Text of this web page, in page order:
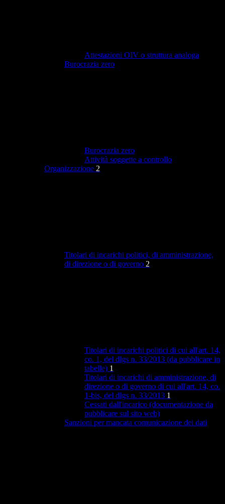
Attestazioni OIV o struttura analoga
Burocrazia zero
Burocrazia zero
Attività soggette a controllo
Organizzazione 2
Titolari di incarichi politici, di amministrazione,
di direzione o di governo 2
Titolari di incarichi politici di cui all'art. 14,
co. 1, del dlgs n. 33/2013 (da pubblicare in
tabelle) 1
Titolari di incarichi di amministrazione, di
direzione o di governo di cui all'art. 14, co.
1-bis, del dlgs n. 33/2013 1
Cessati dall'incarico (documentazione da
pubblicare sul sito web)
Sanzioni per mancata comunicazione dei dati